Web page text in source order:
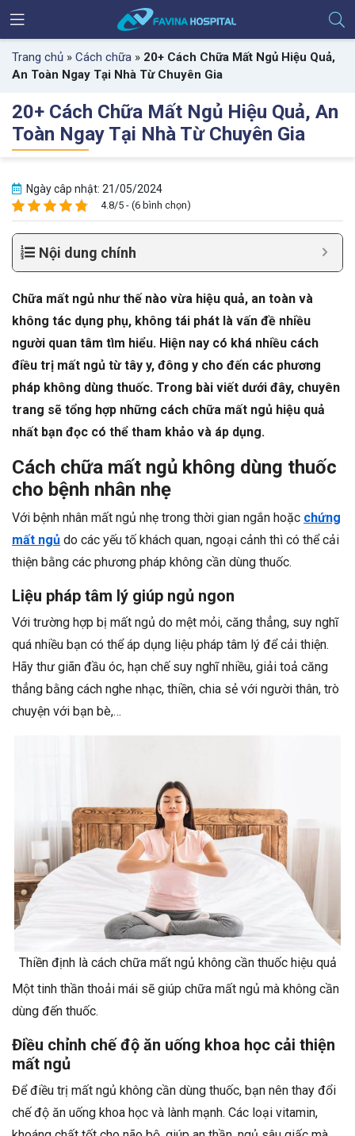
Trang chủ » Cách chữa » 20+ Cách Chữa Mất Ngủ Hiệu Quả,
An Toàn Ngay Tại Nhà Từ Chuyên Gia
20+ Cách Chữa Mất Ngủ Hiệu Quả, An
Toàn Ngay Tại Nhà Từ Chuyên Gia
Ngày câp nhật: 21/05/2024
4.8/5 - (6 bình chọn)
Nội dung chính
Chữa mất ngủ như thế nào vừa hiệu quả, an toàn và
không tác dụng phụ, không tái phát là vấn đề nhiều
người quan tâm tìm hiểu. Hiện nay có khá nhiều cách
điều trị mất ngủ từ tây y, đông y cho đến các phương
pháp không dùng thuốc. Trong bài viết dưới đây, chuyên
trang sẽ tổng hợp những cách chữa mất ngủ hiệu quả
nhất bạn đọc có thể tham khảo và áp dụng.
Cách chữa mất ngủ không dùng thuốc
cho bệnh nhân nhẹ
Với bệnh nhân mất ngủ nhẹ trong thời gian ngắn hoặc chứng
mất ngủ do các yếu tố khách quan, ngoại cảnh thì có thể cải
thiện bằng các phương pháp không cần dùng thuốc.
Liệu pháp tâm lý giúp ngủ ngon
Với trường hợp bị mất ngủ do mệt mỏi, căng thẳng, suy nghĩ
quá nhiều bạn có thể áp dụng liệu pháp tâm lý để cải thiện.
Hãy thư giãn đầu óc, hạn chế suy nghĩ nhiều, giải toả căng
thẳng bằng cách nghe nhạc, thiền, chia sẻ với người thân, trò
chuyện với bạn bè,…
Thiền định là cách chữa mất ngủ không cần thuốc hiệu quả
Một tinh thần thoải mái sẽ giúp chữa mất ngủ mà không cần
dùng đến thuốc.
Điều chỉnh chế độ ăn uống khoa học cải thiện
mất ngủ
Để điều trị mất ngủ không cần dùng thuốc, bạn nên thay đổi
chế độ ăn uống khoa học và lành mạnh. Các loại vitamin,